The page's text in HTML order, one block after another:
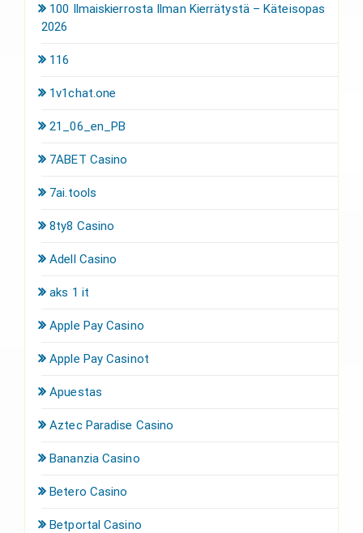
100 Ilmaiskierrosta Ilman Kierrätystä – Käteisopas
2026
116
1v1chat.one
21_06_en_PB
7ABET Casino
7ai.tools
8ty8 Casino
Adell Casino
aks 1 it
Apple Pay Casino
Apple Pay Casinot
Apuestas
Aztec Paradise Casino
Bananzia Casino
Betero Casino
Betportal Casino